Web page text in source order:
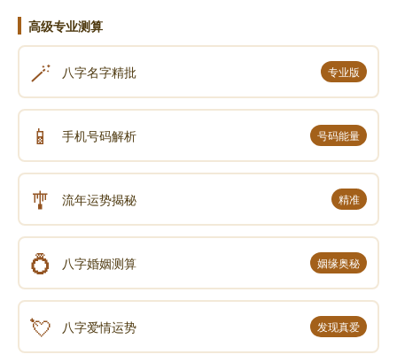
高级专业测算
🪄 八字名字精批 专业版
📱 手机号码解析 号码能量
🎐 流年运势揭秘 精准
💍 八字婚姻测算 姻缘奥秘
💘 八字爱情运势 发现真爱